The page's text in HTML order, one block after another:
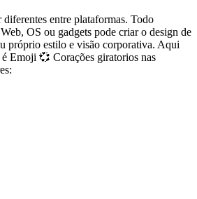
entre plataformas. Todo
OS ou gadgets pode criar o design de
próprio estilo e visão corporativa. Aqui
Emoji 💞 Corações giratorios nas